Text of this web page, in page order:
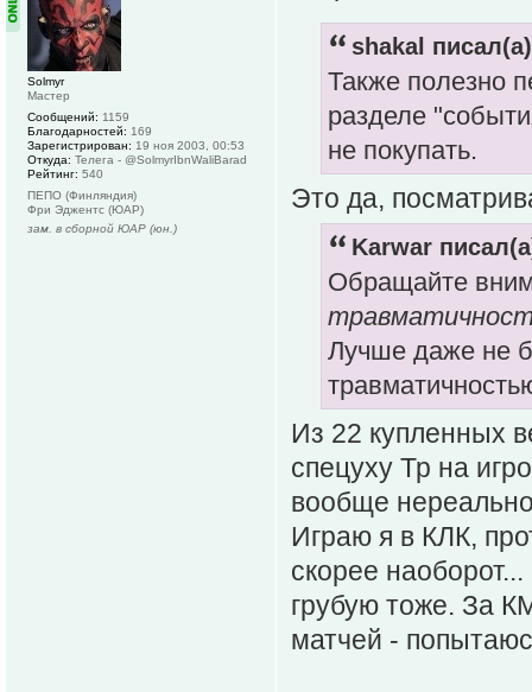
shakal
Также полезно
разделе
не покупать.
Это да,
Karwar
Обращайте
Лучше даже не
Из 22 купленных
спецуху Тр на
вообще
Играю я в КЛК,
скорее
грубую тоже. За
матчей -
Solmyr
Мастер
Сообщений: 1159
Благодарностей: 169
Зарегистрирован: 19 ноя 2003, 00:53
Откуда: Телега - @SolmyrIbnWaliBarad
Рейтинг: 540
ПЕПО (Финляндия)
Фри Эджентс (ЮАР)
зам. в сборной ЮАР (юн.)